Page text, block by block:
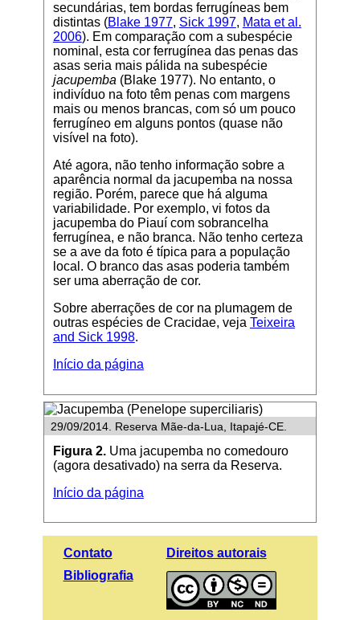
secundárias, tem bordas ferrugíneas bem
distintas (Blake 1977, Sick 1997, Mata et al.
2006). Em comparação com a subespécie
nominal, esta cor ferrugínea das penas das
asas seria mais pálida na subespécie
jacupemba(Blake 1977). No entanto, o
indivíduo na foto têm penas com margens
mais ou menos brancas, com só um pouco
ferrugíneo em alguns pontos (quase não
visível na foto).
Até agora, não tenho informação sobre a
aparência normal da jacupemba na nossa
região. Porém, parece que há alguma
variabilidade. Por exemplo, vi fotos da
jacupemba do Piauí com sobrancelha
ferrugínea, e não branca. Não tenho certeza
se a ave da foto é típica para a população
local. O branco das asas poderia também
ser uma aberração de cor.
Sobre aberrações de cor na plumagem de
outras espécies de Cracidae, veja Teixeira
and Sick 1998.
Início da página
29/09/2014. Reserva Mãe-da-Lua, Itapajé-CE.
Figura 2.Uma jacupemba no comedouro
(agora desativado) na serra da Reserva.
Início da página
Contato
Bibliografia
Direitos autorais